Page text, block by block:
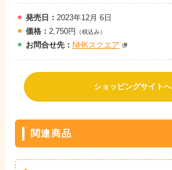
発売日： 2023年12月 6日
価格： 2,750円 （税込み）
お問合せ先： NHKスクエア
ショッピングサイトへ
関連商品